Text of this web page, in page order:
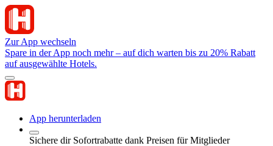
Zur App wechseln
Spare in der App noch mehr – auf dich warten bis zu 20% Rabatt
auf ausgewählte Hotels.
App herunterladen
Sichere dir Sofortrabatte dank Preisen für Mitglieder